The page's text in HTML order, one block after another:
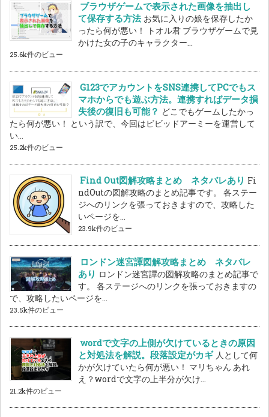
ブラウザゲームで表示された画像を抽出し
て保存する方法 お気に入りの娘を保存したか
ったら何が悪い！ トオル君 ブラウザゲームで見
かけた女の子のキャラクター...
25.6k件のビュー
G123でアカウントをSNS連携してPCでもス
マホからでも遊ぶ方法。連携すればデータ損
失後の復旧も可能？ どこでもゲームしたかっ
たら何が悪い！ という訳で、今回はビビッドアーミーを運営して
い...
25.2k件のビュー
Find Out図解攻略まとめ ネタバレあり Fi
ndOutの図解攻略のまとめ記事です。 各ステー
ジへのリンクを張っておきますので、攻略した
いページを...
23.9k件のビュー
ロンドン迷宮譚図解攻略まとめ ネタバレ
あり ロンドン迷宮譚の図解攻略のまとめ記事で
す。 各ステージへのリンクを張っておきますの
で、攻略したいページを...
23.5k件のビュー
wordで文字の上側が欠けているときの原因
と対処法を解説。段落設定がカギ 人として何
かが欠けていたら何が悪い！ マリちゃん あれ
え？wordで文字の上半分が欠け...
21.2k件のビュー